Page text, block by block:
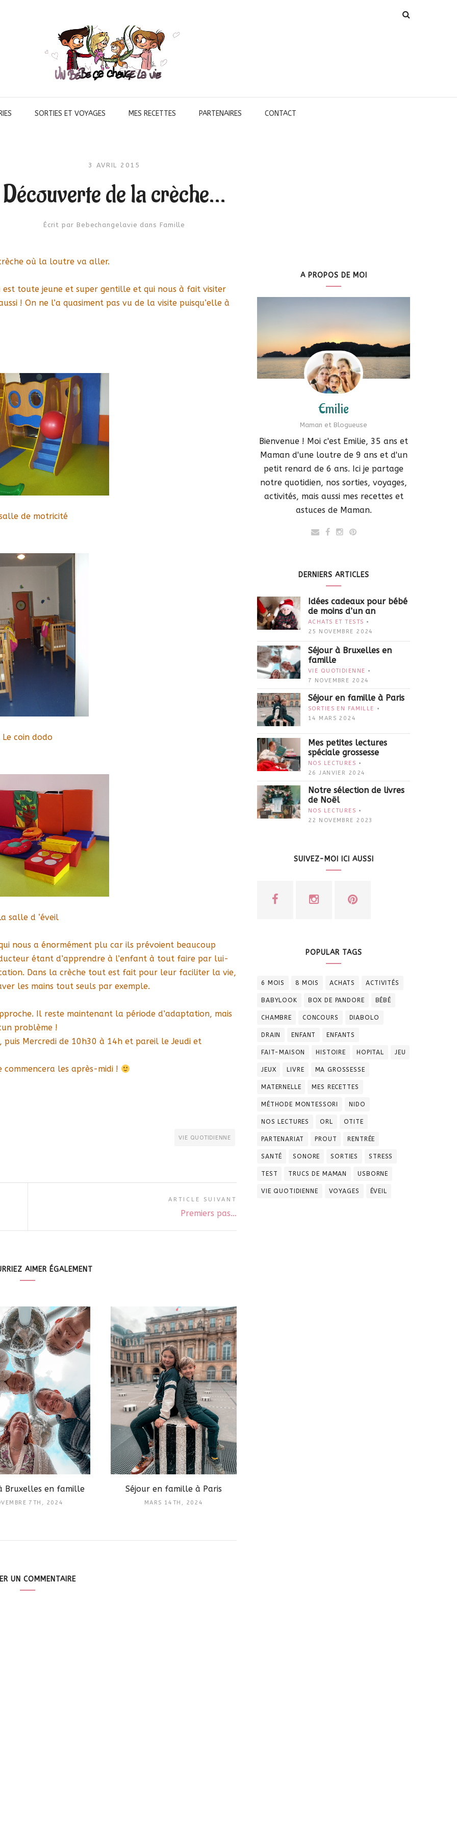
SORTIES ET VOYAGES MES RECETTES PARTENAIRES CONTACT
3 AVRIL 2015
Découverte de la crèche…
Écrit par Bebechangelavie dans Famille
où la loutre va aller.
toute jeune et super gentille et qui nous à fait visiter
! On ne l’a quasiment pas vu de la visite puisqu’elle à
de motricité
Le coin dodo
salle d ‘éveil
nous a énormément plu car ils prévoient beaucoup
étant d’apprendre à l’enfant à tout faire par lui-
Dans la crèche tout est fait pour leur faciliter la vie,
les mains tout seuls par exemple.
Il reste maintenant la période d’adaptation, mais
problème !
Mercredi de 10h30 à 14h et pareil le Jeudi et
commencera les après-midi !
VIE QUOTIDIENNE
ARTICLE SUIVANT
Premiers pas…
AIMER ÉGALEMENT
Bruxelles en famille
7TH, 2024
Séjour en famille à Paris
MARS 14TH, 2024
UN COMMENTAIRE
A PROPOS DE MOI
Emilie
Maman et Blogueuse
Bienvenue ! Moi c'est Emilie, 35 ans et
Maman d'une loutre de 9 ans et d'un
petit renard de 6 ans. Ici je partage
notre quotidien, nos sorties, voyages,
activités, mais aussi mes recettes et
astuces de Maman.
DERNIERS ARTICLES
Idées cadeaux pour bébé
de moins d’un an
ACHATS ET TESTS
25 NOVEMBRE 2024
Séjour à Bruxelles en
famille
VIE QUOTIDIENNE
7 NOVEMBRE 2024
Séjour en famille à Paris
SORTIES EN FAMILLE
14 MARS 2024
Mes petites lectures
spéciale grossesse
NOS LECTURES
26 JANVIER 2024
Notre sélection de livres
de Noël
NOS LECTURES
22 NOVEMBRE 2023
SUIVEZ-MOI ICI AUSSI
POPULAR TAGS
6 MOIS 8 MOIS ACHATS ACTIVITÉS
BABYLOOK BOX DE PANDORE BÉBÉ
CHAMBRE CONCOURS DIABOLO
DRAIN ENFANT ENFANTS
FAIT-MAISON HISTOIRE HOPITAL JEU
JEUX LIVRE MA GROSSESSE
MATERNELLE MES RECETTES
MÉTHODE MONTESSORI NIDO
NOS LECTURES ORL OTITE
PARTENARIAT PROUT RENTRÉE
SANTÉ SONORE SORTIES STRESS
TEST TRUCS DE MAMAN USBORNE
VIE QUOTIDIENNE VOYAGES ÉVEIL